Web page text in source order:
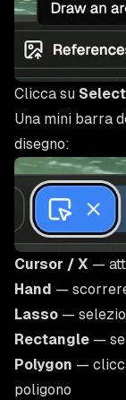
Clicca su Select
Una mini barra
disegno:
Cursor / X —
Hand —
Lasso —
Rectangle —
Polygon —
poligono